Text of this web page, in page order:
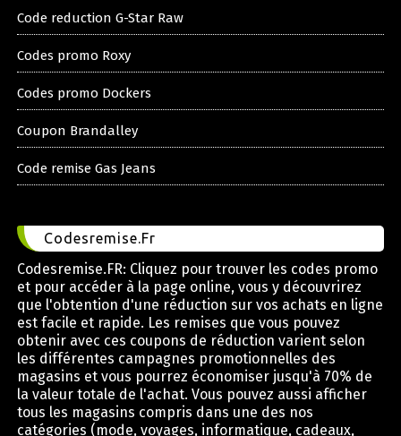
Code reduction G-Star Raw
Codes promo Roxy
Codes promo Dockers
Coupon Brandalley
Code remise Gas Jeans
Codesremise.Fr
Codesremise.FR: Cliquez pour trouver les codes promo
et pour accéder à la page online, vous y découvrirez
que l'obtention d'une réduction sur vos achats en ligne
est facile et rapide. Les remises que vous pouvez
obtenir avec ces coupons de réduction varient selon
les différentes campagnes promotionnelles des
magasins et vous pourrez économiser jusqu'à 70% de
la valeur totale de l'achat. Vous pouvez aussi afficher
tous les magasins compris dans une des nos
catégories (mode, voyages, informatique, cadeaux,